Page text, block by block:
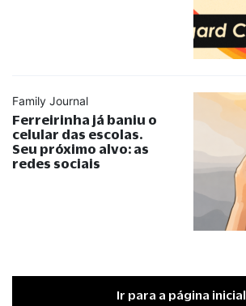
Family Journal
Ferreirinha já baniu o
celular das escolas.
Seu próximo alvo: as
redes sociais
Ir para a página inicial